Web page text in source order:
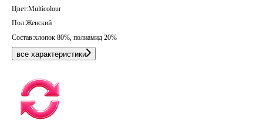
Цвет:Multicolour
Пол:Женский
Состав:хлопок 80%, полиамид 20%
все характеристики